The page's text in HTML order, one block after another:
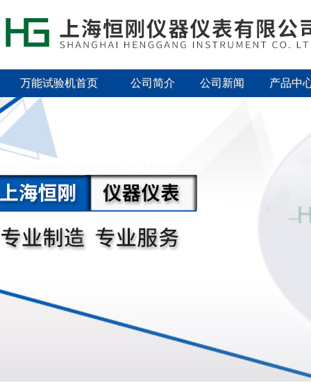
万能试验机首页 公司简介 公司新闻 产品中